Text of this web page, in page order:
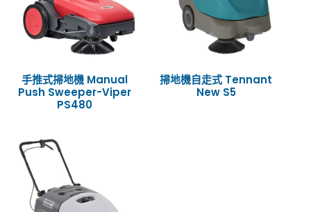
手推式掃地機 Manual
Push Sweeper-Viper
PS480
掃地機自走式 Tennant
New S5